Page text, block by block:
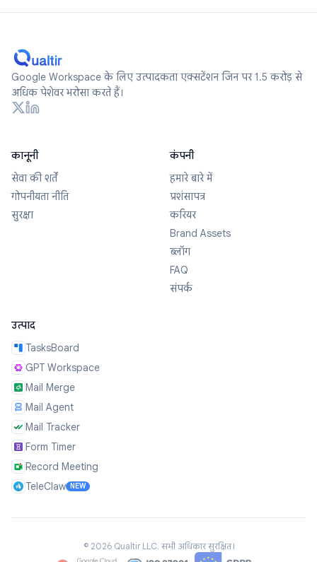
Google Workspace के लिए उत्पादकता एक्सटेंशन जिन पर 1.5 करोड़ से
अधिक पेशेवर भरोसा करते हैं।
कानूनी
सेवा की शर्तें
गोपनीयता नीति
सुरक्षा
कंपनी
हमारे बारे में
प्रशंसापत्र
करियर
Brand Assets
ब्लॉग
FAQ
संपर्क
उत्पाद
TasksBoard
GPT Workspace
Mail Merge
Mail Agent
Mail Tracker
Form Timer
Record Meeting
TeleClaw
NEW
© 2026Qualtir LLC.सभी अधिकार सुरक्षित।